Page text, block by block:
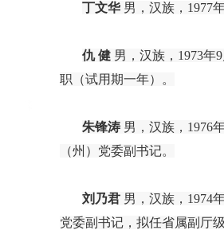
丁文华 男，汉族，1977
仇 健 男，汉族， 1973年
职（试用期一年）。
朱锋涛 男，汉族， 1976
（州）党委副书记。
刘乃君 男，汉族，1974
党委副书记，拟任省属副厅